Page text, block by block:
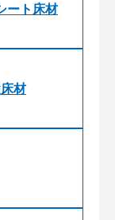
ート床材
材